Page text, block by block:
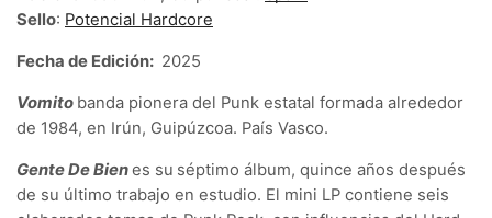
Sello: Potencial Hardcore
Fecha de Edición: 2025
Vomito banda pionera del Punk estatal formada alrededor
de 1984, en Irún, Guipúzcoa. País Vasco.
Gente De Bienes su séptimo álbum, quince años después
de su último trabajo en estudio. El mini LP contiene seis